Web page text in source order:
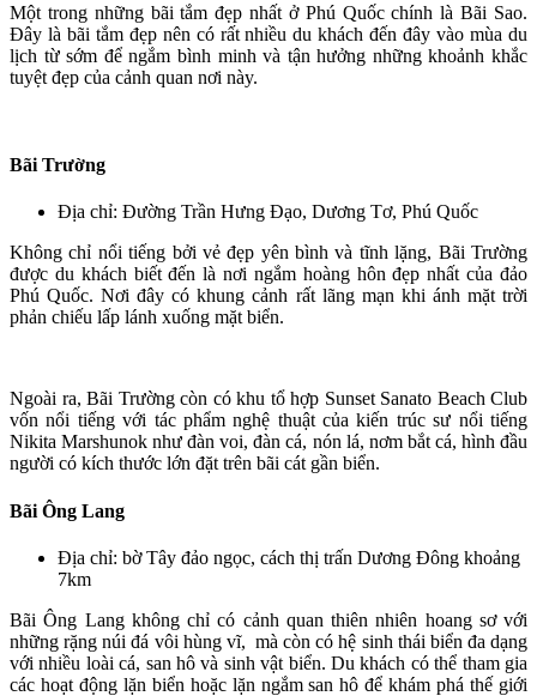
Một trong những bãi tắm đẹp nhất ở Phú Quốc chính là Bãi Sao.
Đây là bãi tắm đẹp nên có rất nhiều du khách đến đây vào mùa du
lịch từ sớm để ngắm bình minh và tận hưởng những khoảnh khắc
tuyệt đẹp của cảnh quan nơi này.
Bãi Trường
Địa chỉ: Đường Trần Hưng Đạo, Dương Tơ, Phú Quốc
Không chỉ nổi tiếng bởi vẻ đẹp yên bình và tĩnh lặng, Bãi Trường
được du khách biết đến là nơi ngắm hoàng hôn đẹp nhất của đảo
Phú Quốc. Nơi đây có khung cảnh rất lãng mạn khi ánh mặt trời
phản chiếu lấp lánh xuống mặt biển.
Ngoài ra, Bãi Trường còn có khu tổ hợp Sunset Sanato Beach Club
vốn nổi tiếng với tác phẩm nghệ thuật của kiến trúc sư nổi tiếng
Nikita Marshunok như đàn voi, đàn cá, nón lá, nơm bắt cá, hình đầu
người có kích thước lớn đặt trên bãi cát gần biển.
Bãi Ông Lang
Địa chỉ: bờ Tây đảo ngọc, cách thị trấn Dương Đông khoảng
7km
Bãi Ông Lang không chỉ có cảnh quan thiên nhiên hoang sơ với
những rặng núi đá vôi hùng vĩ, mà còn có hệ sinh thái biển đa dạng
với nhiều loài cá, san hô và sinh vật biển. Du khách có thể tham gia
các hoạt động lặn biển hoặc lặn ngắm san hô để khám phá thế giới